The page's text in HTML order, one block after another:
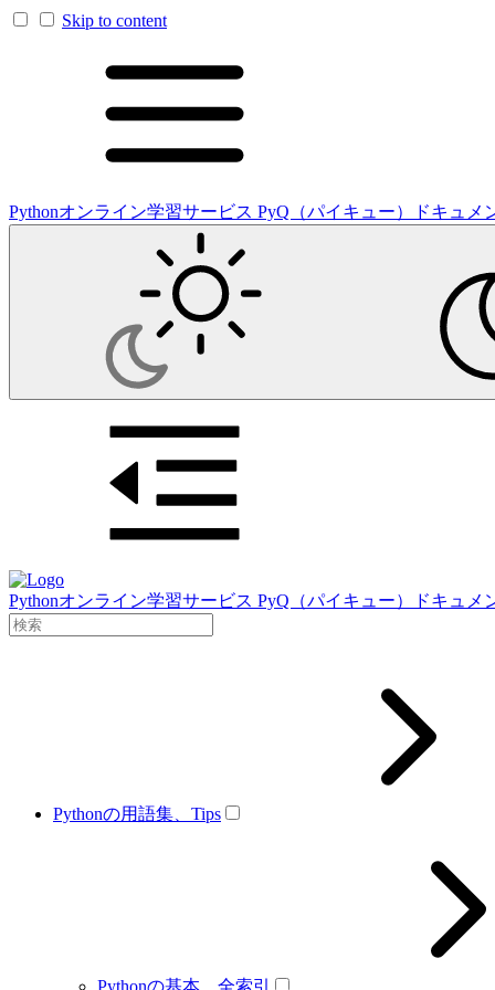
Skip to content
Pythonオンライン学習サービス PyQ（パイキュー）ドキュメ
Pythonオンライン学習サービス PyQ（パイキュー）ドキュメ
Pythonの用語集、Tips
Pythonの基本、全索引